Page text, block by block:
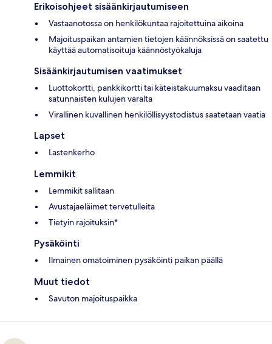
Erikoisohjeet sisäänkirjautumiseen
Vastaanotossa on henkilökuntaa rajoitettuina aikoina
Majoituspaikan antamien tietojen käännöksissä on saatettu
käyttää automatisoituja käännöstyökaluja
Sisäänkirjautumisen vaatimukset
Luottokortti, pankkikortti tai käteistakuumaksu vaaditaan
satunnaisten kulujen varalta
Virallinen kuvallinen henkilöllisyystodistus saatetaan vaatia
Lapset
Lastenkerho
Lemmikit
Lemmikit sallitaan
Avustajaeläimet tervetulleita
Tietyin rajoituksin*
Pysäköinti
Ilmainen omatoiminen pysäköinti paikan päällä
Muut tiedot
Savuton majoituspaikka